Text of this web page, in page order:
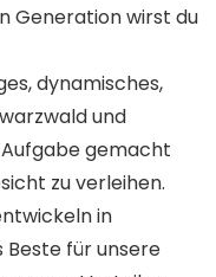
Generation wirst du
dynamisches,
und
Aufgabe gemacht
zu verleihen.
in
Beste für unsere